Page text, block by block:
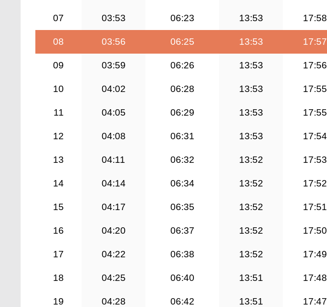
07 03:53 06:23 13:53 17:58
08 03:56 06:25 13:53 17:57
09 03:59 06:26 13:53 17:56
10 04:02 06:28 13:53 17:55
11 04:05 06:29 13:53 17:55
12 04:08 06:31 13:53 17:54
13 04:11 06:32 13:52 17:53
14 04:14 06:34 13:52 17:52
15 04:17 06:35 13:52 17:51
16 04:20 06:37 13:52 17:50
17 04:22 06:38 13:52 17:49
18 04:25 06:40 13:51 17:48
19 04:28 06:42 13:51 17:47